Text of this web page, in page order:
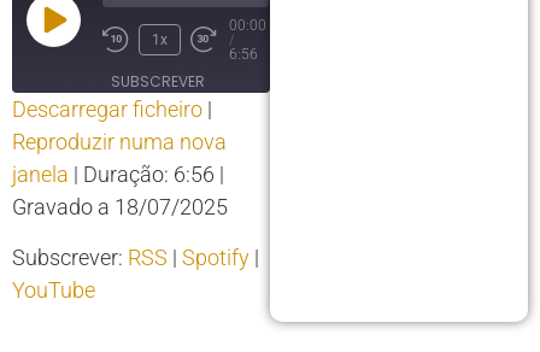
1x
00:00
/
6:56
SUBSCREVER
PARTILHAR
RSS Spotify
YouTube
RSS FEED
PARTILHAR
LIGAÇÃO
Descarregar ficheiro |
Reproduzir numa nova
janela | Duração: 6:56 |
Gravado a 18/07/2025
Subscrever: RSS | Spotify |
YouTube